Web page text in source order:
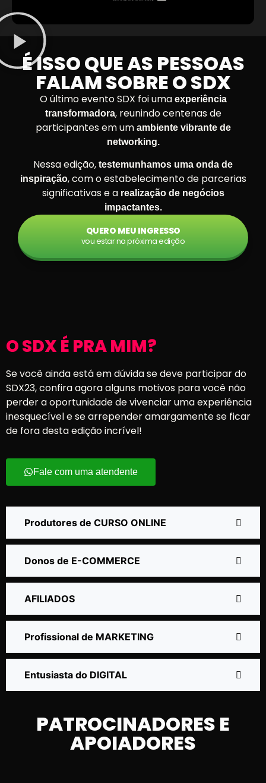
É ISSO QUE AS PESSOAS
FALAM SOBRE O SDX
O último evento SDX foi uma experiência
transformadora, reunindo centenas de
participantes em um ambiente vibrante de
networking.
Nessa edição, testemunhamos uma onda de
inspiração, com o estabelecimento de parcerias
significativas e a realização de negócios
impactantes.
QUERO MEU INGRESSO
vou estar na próxima edição
O SDX É PRA MIM?
Se você ainda está em dúvida se deve participar do
SDX23, confira agora alguns motivos para você não
perder a oportunidade de vivenciar uma experiência
inesquecível e se arrepender amargamente se ficar
de fora desta edição incrível!
Fale com uma atendente
Produtores de CURSO ONLINE
Donos de E-COMMERCE
AFILIADOS
Profissional de MARKETING
Entusiasta do DIGITAL
PATROCINADORES E
APOIADORES